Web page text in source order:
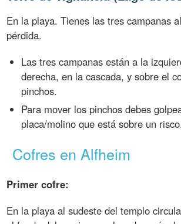
En la playa. Tienes las tres campanas
pérdida.
Las tres campanas están a la
derecha, en la cascada, y sobre el
pinchos.
Para mover los pinchos debes
placa/molino que está sobre un
Cofres en Alfheim
Primer cofre:
En la playa al sudeste del templo